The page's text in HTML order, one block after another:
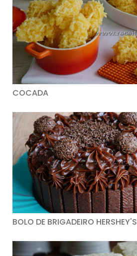
COCADA
BOLO DE BRIGADEIRO HERSHEY'S